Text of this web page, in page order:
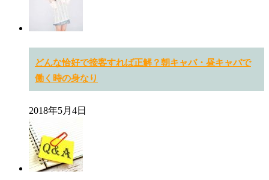
どんな恰好で接客すれば正解？朝キャバ・昼キャバで
働く時の身なり
2018年5月4日